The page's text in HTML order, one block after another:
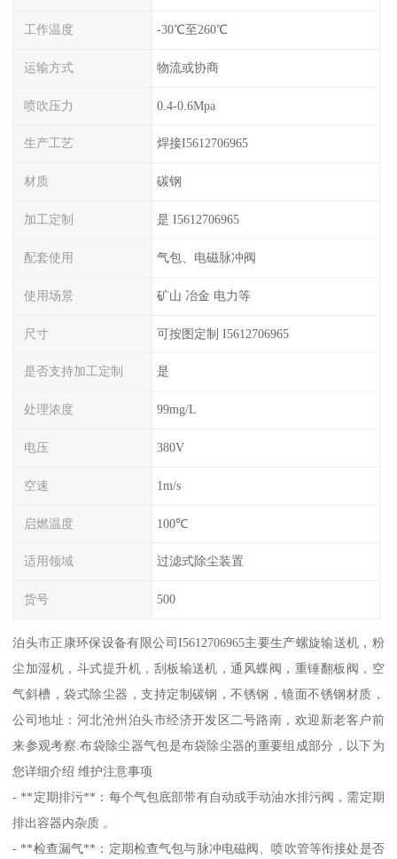
工作温度 -30℃至260℃
运输方式 物流或协商
喷吹压力 0.4-0.6Mpa
生产工艺 焊接I5612706965
材质 碳钢
加工定制 是 I5612706965
配套使用 气包、电磁脉冲阀
使用场景 矿山 冶金 电力等
尺寸 可按图定制 I5612706965
是否支持加工定制 是
处理浓度 99mg/L
电压 380V
空速 1m/s
启燃温度 100℃
适用领域 过滤式除尘装置
货号 500
泊头市正康环保设备有限公司I5612706965主要生产螺旋输送机，粉
尘加湿机，斗式提升机，刮板输送机，通风蝶阀，重锤翻板阀，空
气斜槽，袋式除尘器，支持定制碳钢，不锈钢，镜面不锈钢材质，
公司地址：河北沧州泊头市经济开发区二号路南，欢迎新老客户前
来参观考察.布袋除尘器气包是布袋除尘器的重要组成部分，以下为
您详细介绍 维护注意事项
- **定期排污**：每个气包底部带有自动或手动油水排污阀，需定期
排出容器内杂质 。
- **检查漏气**：定期检查气包与脉冲电磁阀、喷吹管等衔接处是否